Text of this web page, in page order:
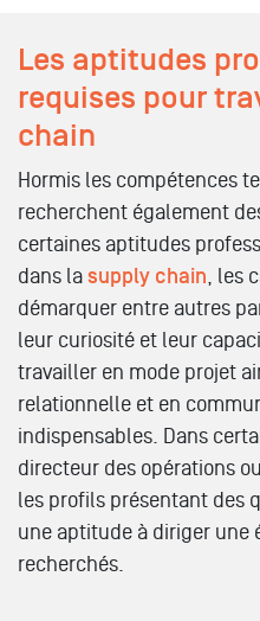
Les aptitudes
requises pour
chain
Hormis les compétences
recherchent également
certaines aptitudes
dans la supply chain, les
démarquer entre autres
leur curiosité et leur
travailler en mode projet
relationnelle et en
indispensables. Dans
directeur des opérations
les profils présentant des
une aptitude à diriger une
recherchés.